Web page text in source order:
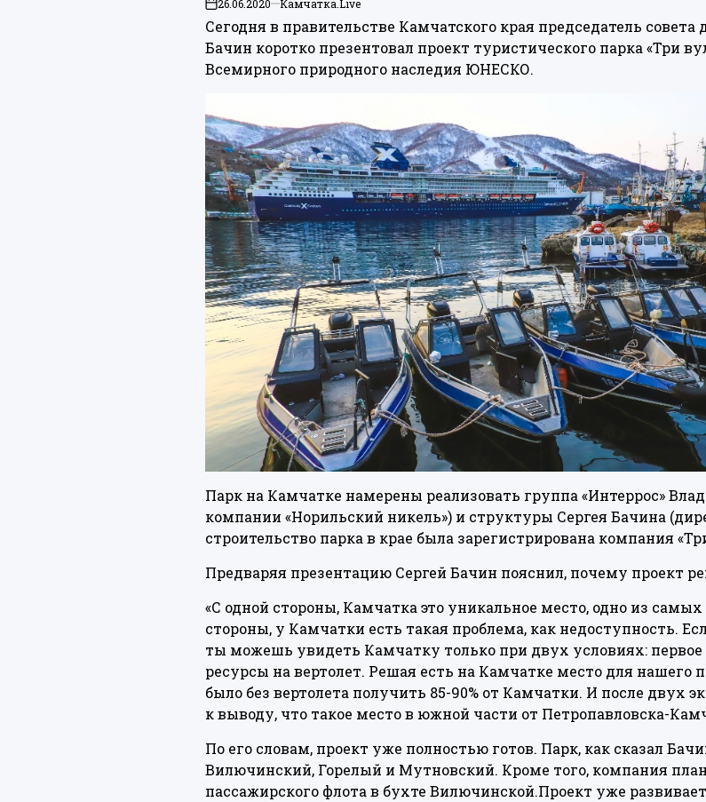
on26.06.2020 Камчатка.Live
Сегодня в правительстве Камчатского края председатель
Бачин коротко презентовал проект туристического парка «Три
Всемирного природного наследия ЮНЕСКО.
Парк на Камчатке намерены реализовать группа «Интеррос»
компании «Норильский никель») и структуры Сергея Бачина
строительство парка в крае была зарегистрирована компания
Предваряя презентацию Сергей Бачин пояснил, почему проект
«С одной стороны, Камчатка это уникальное место, одно из
стороны, у Камчатки есть такая проблема, как недоступность.
ты можешь увидеть Камчатку только при двух условиях: первое
ресурсы на вертолет. Решая есть на Камчатке место для нашего
было без вертолета получить 85-90% от Камчатки. И после двух
к выводу, что такое место в южной части от Петропавловска-
По его словам, проект уже полностью готов. Парк, как сказал
Вилючинский, Горелый и Мутновский. Кроме того, компания
пассажирского флота в бухте Вилючинской.Проект уже